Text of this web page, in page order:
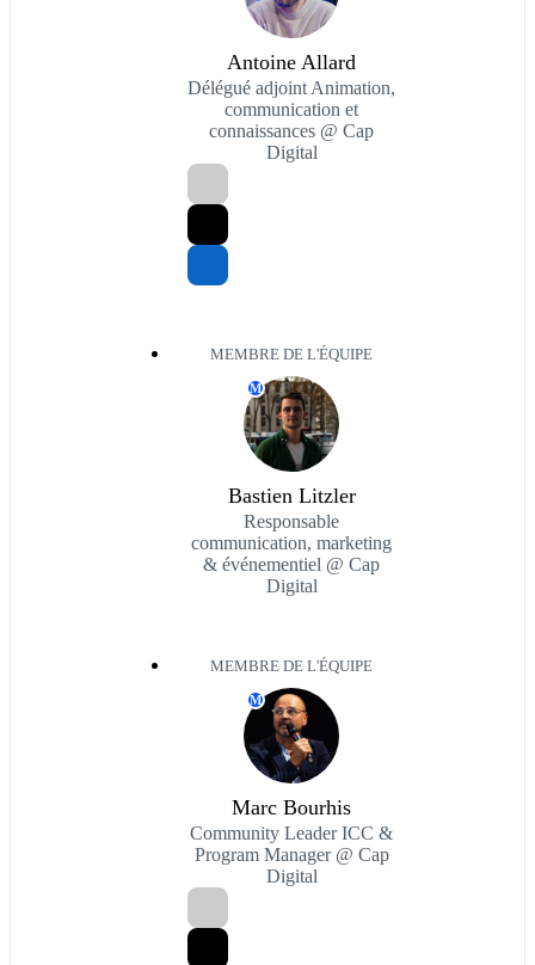
Antoine Allard
Délégué adjoint Animation,
communication et
connaissances @ Cap
Digital
MEMBRE DE L'ÉQUIPE
M
Bastien Litzler
Responsable
communication, marketing
& événementiel @ Cap
Digital
MEMBRE DE L'ÉQUIPE
M
Marc Bourhis
Community Leader ICC &
Program Manager @ Cap
Digital